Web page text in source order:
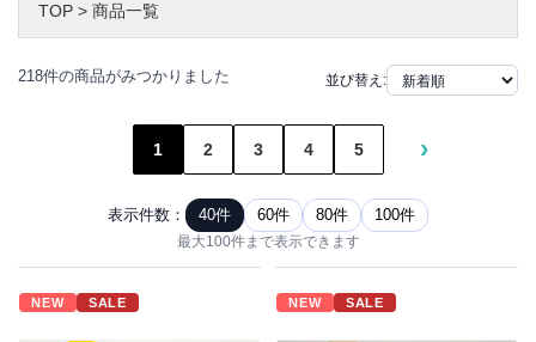
TOP > 商品一覧
218件の商品がみつかりました 並び替え:
1 2 3 4 5 ›
表示件数： 40件 60件 80件 100件
最大100件まで表示できます
NEW SALE NEW SALE